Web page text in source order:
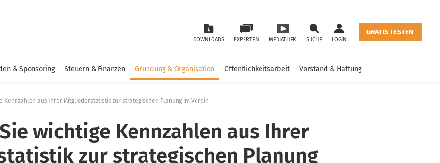
DOWNLOADS EXPERTEN MEDIATHEK SUCHE LOGIN
GRATIS TESTEN
& Sponsoring Steuern & Finanzen Gründung & Organisation Öffentlichkeitsarbeit Vorstand & Haftung
Kennzahlen aus Ihrer Mitgliederstatistik zur strategischen Planung im Verein
wichtige Kennzahlen aus Ihrer
zur strategischen Planung